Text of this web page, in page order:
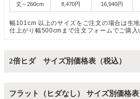
丈～260cm 8,470円 16,940円
幅101cm 以上のサイズをご注文の場合は生地
仕上がり幅500cmまで注文フォームでご購入
2倍ヒダ サイズ別価格表（税込）
フラット（ヒダなし） サイズ別価格表